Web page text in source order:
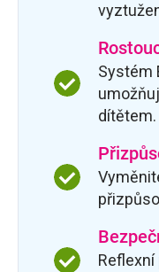
Systém
dítětem.